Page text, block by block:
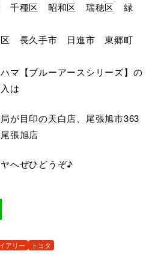
千種区 昭和区 瑞穂区 緑
区 長久手市 日進市 東郷町
マ【ブルーアースシリーズ】の
は
が目印の天白店、尾張旭市363
張旭店
へぜひどうぞ♪
アリー トヨタ